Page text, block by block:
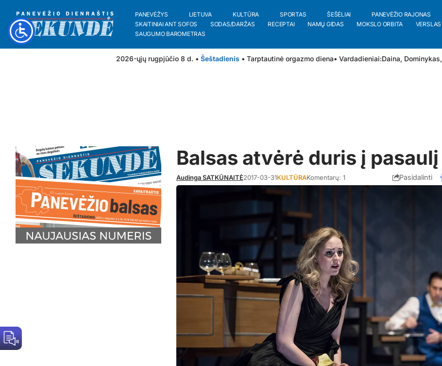
PANEVĖŽYS LIETUVA KULTŪRA SPORTAS ŠEŠĖLIAI PANEVĖŽIO RAJONAS
SKAITINIAI ANT SOFOS
SODAS/DARŽAS RECEPTAI NAMŲ GIDAS MOKSLO ORBITA VERSLAS
SAUGUMO BAROMETRAS
2026-ųjų rugpjūčio 8 d. • Šeštadienis • Tarptautinė orgazmo diena• Vardadieniai:Daina, Dominykas,
Balsas atvėrė duris į pasaulį
Audinga SATKŪNAITĖ2017-03-31KULTŪRAKomentarų: 1 Pasidalinti